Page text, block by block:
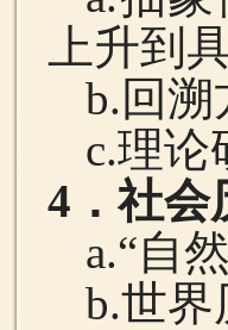
上升到
b.回
c.理论
4 ．社
a.“自
b.世界